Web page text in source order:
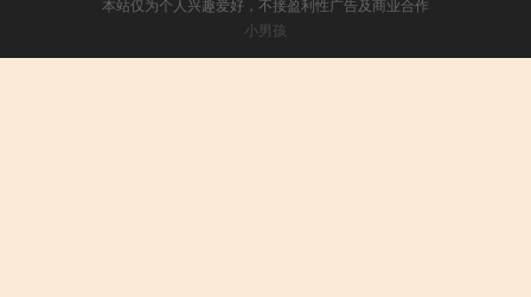
本站仅为个人兴趣爱好，不接盈利性广告及商业合作
小男孩